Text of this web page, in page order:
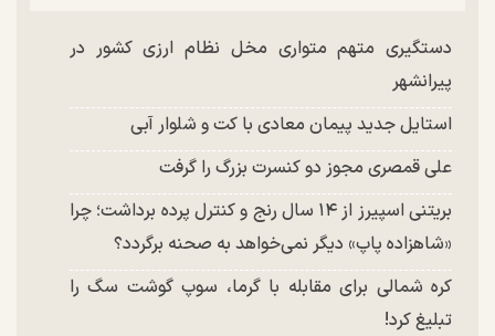
دستگیری متهم متواری مخل نظام ارزی کشور در
پیرانشهر
استایل جدید پیمان معادی با کت و شلوار آبی
علی قمصری مجوز دو کنسرت بزرگ را گرفت
بریتنی اسپیرز از ۱۴ سال رنج و کنترل پرده برداشت؛ چرا
«شاهزاده پاپ» دیگر نمی‌خواهد به صحنه برگردد؟
کره شمالی برای مقابله با گرما، سوپ گوشت سگ را
تبلیغ کرد!